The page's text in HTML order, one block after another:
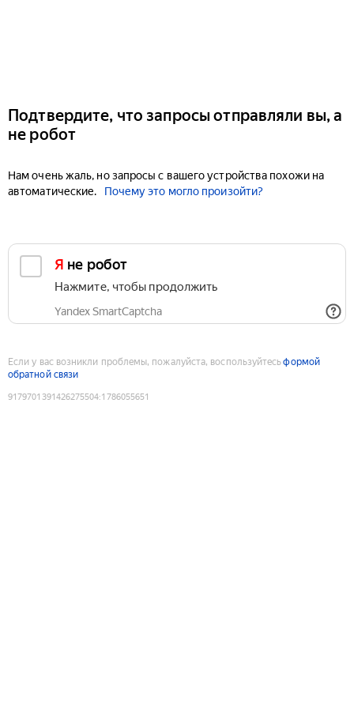
Подтвердите, что запросы отправляли вы, а
не робот
Нам очень жаль, но запросы с вашего устройства похожи на
автоматические.
Почему это могло произойти?
Я не робот
Нажмите, чтобы продолжить
Yandex SmartCaptcha
Если у вас возникли проблемы, пожалуйста, воспользуйтесьформой
обратной связи
9179701391426275504:1786055651